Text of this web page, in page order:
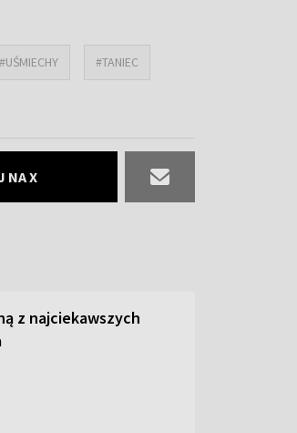
#UŚMIECHY #TANIEC
NA X
z najciekawszych